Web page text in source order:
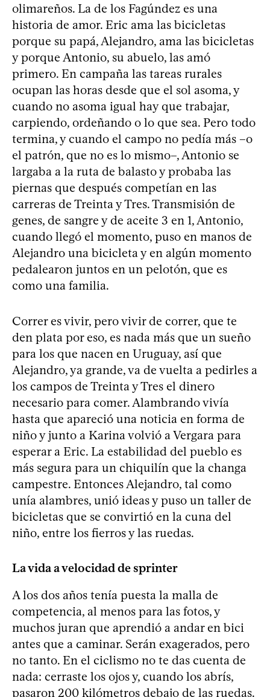
olimareños. La de los Fagúndez es una
historia de amor. Eric ama las bicicletas
porque su papá, Alejandro, ama las bicicletas
y porque Antonio, su abuelo, las amó
primero. En campaña las tareas rurales
ocupan las horas desde que el sol asoma, y
cuando no asoma igual hay que trabajar,
carpiendo, ordeñando o lo que sea. Pero todo
termina, y cuando el campo no pedía más –o
el patrón, que no es lo mismo–, Antonio se
largaba a la ruta de balasto y probaba las
piernas que después competían en las
carreras de Treinta y Tres. Transmisión de
genes, de sangre y de aceite 3 en 1, Antonio,
cuando llegó el momento, puso en manos de
Alejandro una bicicleta y en algún momento
pedalearon juntos en un pelotón, que es
como una familia.
Correr es vivir, pero vivir de correr, que te
den plata por eso, es nada más que un sueño
para los que nacen en Uruguay, así que
Alejandro, ya grande, va de vuelta a pedirles a
los campos de Treinta y Tres el dinero
necesario para comer. Alambrando vivía
hasta que apareció una noticia en forma de
niño y junto a Karina volvió a Vergara para
esperar a Eric. La estabilidad del pueblo es
más segura para un chiquilín que la changa
campestre. Entonces Alejandro, tal como
unía alambres, unió ideas y puso un taller de
bicicletas que se convirtió en la cuna del
niño, entre los fierros y las ruedas.
La vida a velocidad de sprinter
A los dos años tenía puesta la malla de
competencia, al menos para las fotos, y
muchos juran que aprendió a andar en bici
antes que a caminar. Serán exagerados, pero
no tanto. En el ciclismo no te das cuenta de
nada: cerraste los ojos y, cuando los abrís,
pasaron 200 kilómetros debajo de las ruedas.